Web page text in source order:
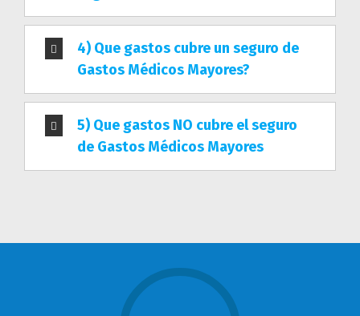
4) Que gastos cubre un seguro de
Gastos Médicos Mayores?
5) Que gastos NO cubre el seguro
de Gastos Médicos Mayores